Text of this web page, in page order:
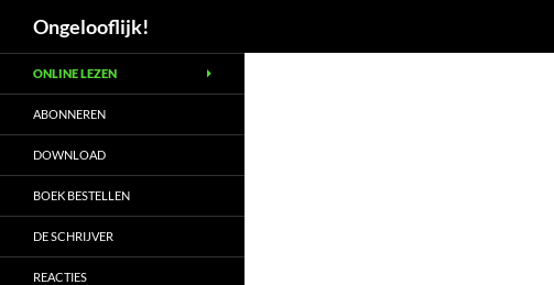
naar
Ongelooflijk!
ONLINE LEZEN
ABONNEREN
DOWNLOAD
BOEK BESTELLEN
DE SCHRIJVER
REACTIES